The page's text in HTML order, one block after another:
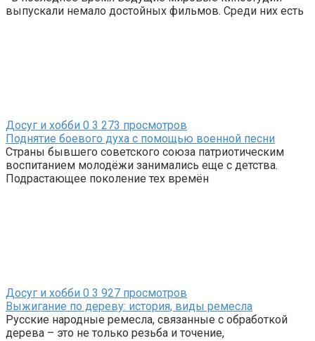
выпускали немало достойных фильмов. Среди них есть
Досуг и хобби 0 3 273 просмотров
Поднятие боевого духа с помощью военной песни
Страны бывшего советского союза патриотическим
воспитанием молодёжи занимались еще с детства.
Подрастающее поколение тех времён
Досуг и хобби 0 3 927 просмотров
Выжигание по дереву: история, виды ремесла
Русские народные ремесла, связанные с обработкой
дерева – это не только резьба и точение,